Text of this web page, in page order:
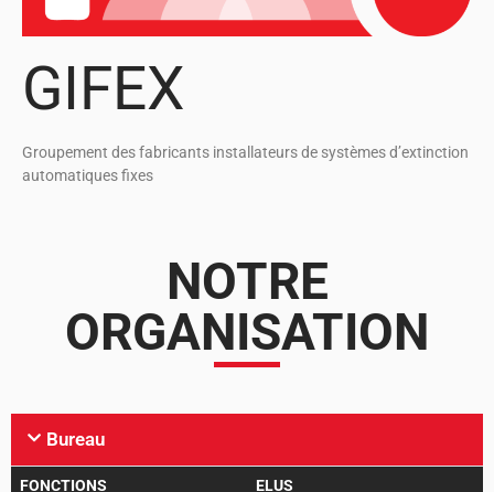
GIFEX
Groupement des fabricants installateurs de systèmes d’extinction
automatiques fixes
NOTRE
ORGANISATION
Bureau
FONCTIONS ELUS